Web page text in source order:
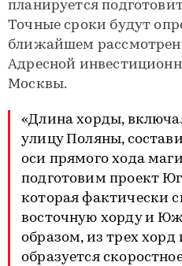
планируется
Точные сроки будут
ближайшем
Адресной
Москвы.
«Длина хорды,
улицу Поляны,
оси прямого хода
подготовим проект
которая фактически
восточную хорду и
образом, из трех
образуется